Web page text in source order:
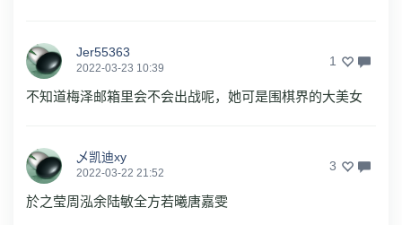
Jer55363
2022-03-23 10:39 1
不知道梅泽邮箱里会不会出战呢，她可是围棋界的大美女
乄凯迪xy
2022-03-22 21:52 3
於之莹周泓余陆敏全方若曦唐嘉雯